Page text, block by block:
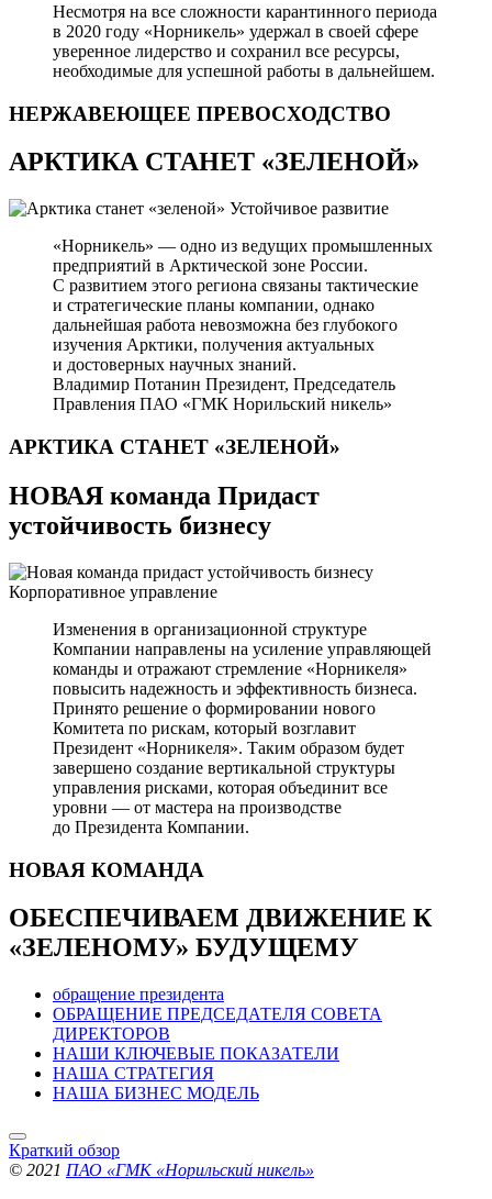
Несмотря на все сложности карантинного периода
в 2020 году «Норникель» удержал в своей сфере
уверенное лидерство и сохранил все ресурсы,
необходимые для успешной работы в дальнейшем.
НЕРЖАВЕЮЩЕЕ ПРЕВОСХОДСТВО
АРКТИКА СТАНЕТ «ЗЕЛЕНОЙ»
Устойчивое развитие
«Норникель» — одно из ведущих промышленных
предприятий в Арктической зоне России.
С развитием этого региона связаны тактические
и стратегические планы компании, однако
дальнейшая работа невозможна без глубокого
изучения Арктики, получения актуальных
и достоверных научных знаний.
Владимир Потанин Президент, Председатель
Правления ПАО «ГМК Норильский никель»
АРКТИКА СТАНЕТ «ЗЕЛЕНОЙ»
НОВАЯ команда Придаст
устойчивость бизнесу
Корпоративное управление
Изменения в организационной структуре
Компании направлены на усиление управляющей
команды и отражают стремление «Норникеля»
повысить надежность и эффективность бизнеса.
Принято решение о формировании нового
Комитета по рискам, который возглавит
Президент «Норникеля». Таким образом будет
завершено создание вертикальной структуры
управления рисками, которая объединит все
уровни — от мастера на производстве
до Президента Компании.
НОВАЯ КОМАНДА
ОБЕСПЕЧИВАЕМ ДВИЖЕНИЕ К
«ЗЕЛЕНОМУ» БУДУЩЕМУ
обращение президента
ОБРАЩЕНИЕ ПРЕДСЕДАТЕЛЯ СОВЕТА
ДИРЕКТОРОВ
НАШИ КЛЮЧЕВЫЕ ПОКАЗАТЕЛИ
НАША СТРАТЕГИЯ
НАША БИЗНЕС МОДЕЛЬ
Краткий обзор
© 2021 ПАО «ГМК «Норильский никель»